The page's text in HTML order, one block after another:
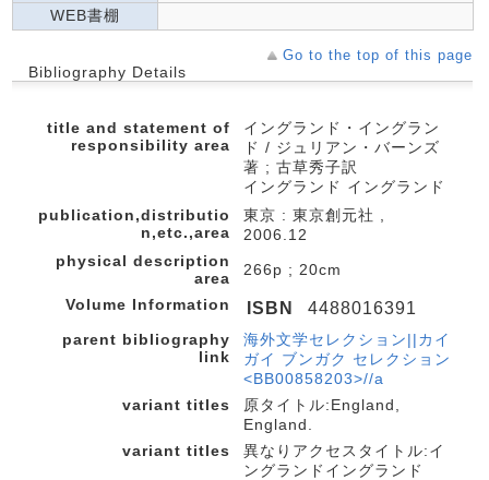
WEB書棚
Go to the top of this page
Bibliography Details
title and statement of
responsibility area
イングランド・イングラン
ド / ジュリアン・バーンズ
著 ; 古草秀子訳
イングランド イングランド
publication,distributio
n,etc.,area
東京 : 東京創元社 ,
2006.12
physical description
area
266p ; 20cm
Volume Information
ISBN 4488016391
parent bibliography
link
海外文学セレクション||カイ
ガイ ブンガク セレクション
<BB00858203>//a
variant titles
原タイトル:England,
England.
variant titles
異なりアクセスタイトル:イ
ングランドイングランド